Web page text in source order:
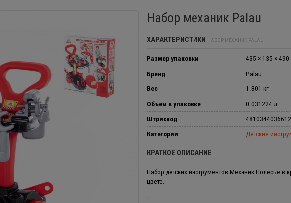
Набор механик Palau
ХАРАКТЕРИСТИКИ НАБОР МЕХАНИК PALAU
Размер упаковки
435 × 135 ×
Бренд
Palau
Вес
1.801 кг
Объем в упаковке
0.031224 л
Штрихкод
4810344036612
Категории
Детские
КРАТКОЕ ОПИСАНИЕ
Набор детских инструментов Механик Полесье в
цвете.